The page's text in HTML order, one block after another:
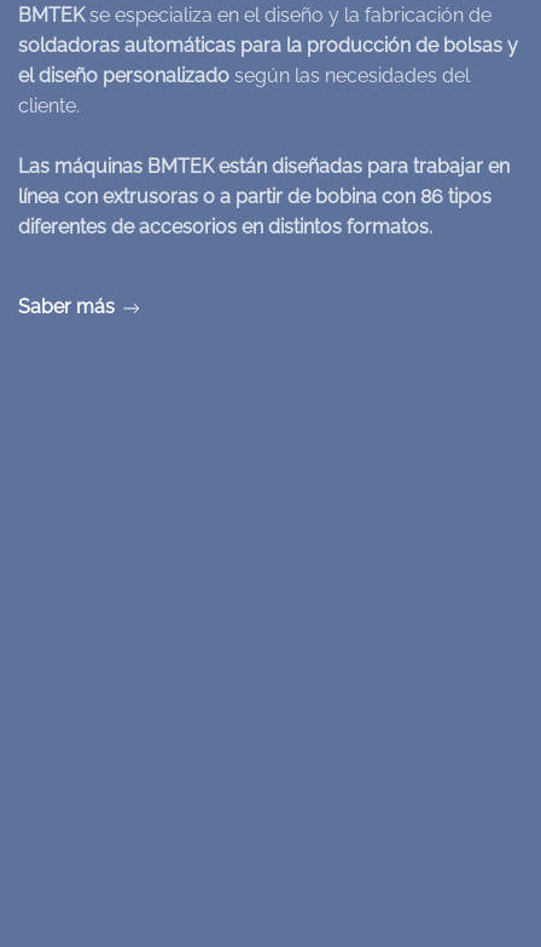
BMTEKse especializa en el diseño y la fabricación de
soldadoras automáticas para la producción de bolsas y
el diseño personalizado según las necesidades del
cliente.
Las máquinas BMTEK están diseñadas para trabajar en
línea con extrusoras o a partir de bobina con 86 tipos
diferentes de accesorios en distintos formatos.
Saber más